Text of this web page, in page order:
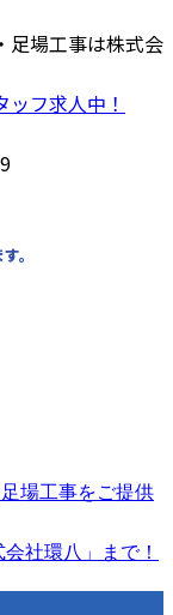
足場工事は株式会
ッフ求人中！
。
場工事をご提供
社環八」まで！